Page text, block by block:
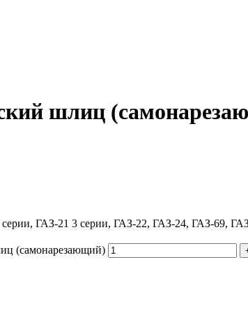
шлиц
ГАЗ-21 3 серии, ГАЗ-22, ГАЗ-24, ГАЗ-69,
(самонарезающий)